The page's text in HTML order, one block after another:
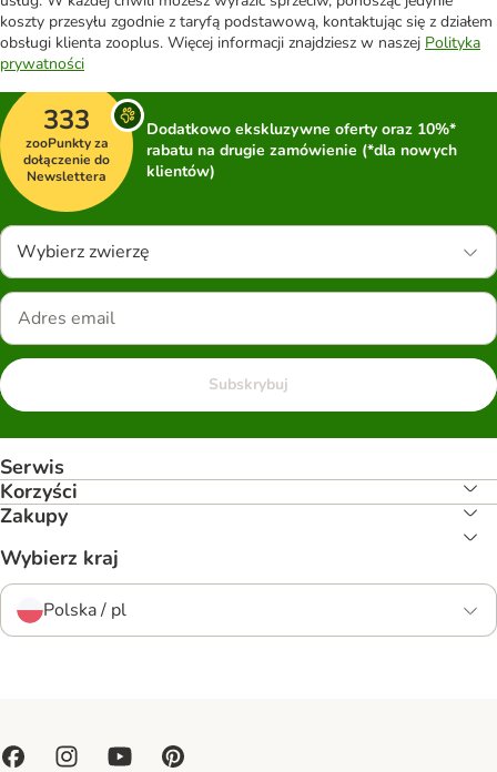
koszty przesyłu zgodnie z taryfą podstawową, kontaktując się z działem
obsługi klienta zooplus. Więcej informacji znajdziesz w naszej Polityka
prywatności
333
zooPunkty za
dołączenie do
Newslettera
Dodatkowo ekskluzywne oferty oraz 10%*
rabatu na drugie zamówienie (*dla nowych
klientów)
Wybierz zwierzę
Subskrybuj
Serwis
Korzyści
Zakupy
Wybierz kraj
Polska / pl